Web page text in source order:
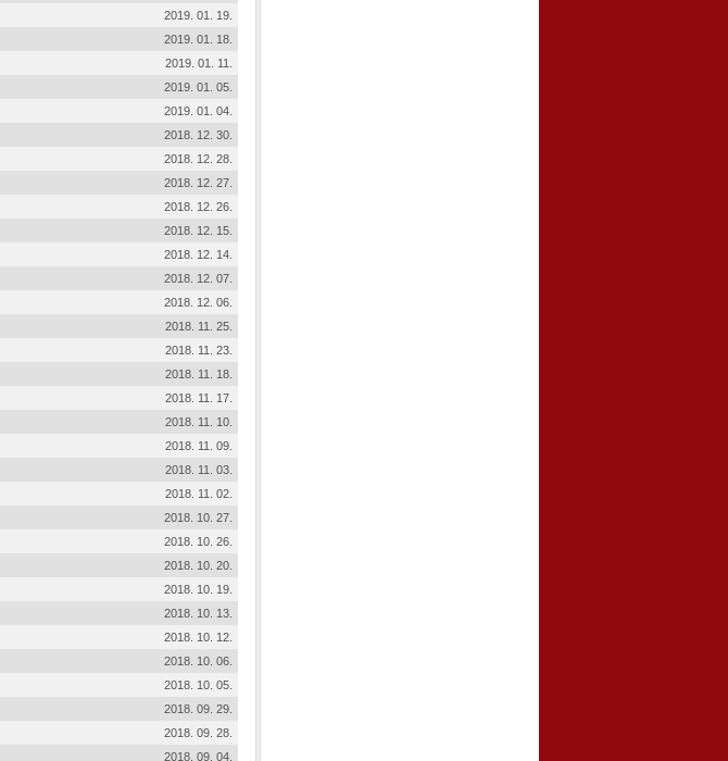
2019. 01. 19.
2019. 01. 18.
2019. 01. 11.
2019. 01. 05.
2019. 01. 04.
2018. 12. 30.
2018. 12. 28.
2018. 12. 27.
2018. 12. 26.
2018. 12. 15.
2018. 12. 14.
2018. 12. 07.
2018. 12. 06.
2018. 11. 25.
2018. 11. 23.
2018. 11. 18.
2018. 11. 17.
2018. 11. 10.
2018. 11. 09.
2018. 11. 03.
2018. 11. 02.
2018. 10. 27.
2018. 10. 26.
2018. 10. 20.
2018. 10. 19.
2018. 10. 13.
2018. 10. 12.
2018. 10. 06.
2018. 10. 05.
2018. 09. 29.
2018. 09. 28.
2018. 09. 04.